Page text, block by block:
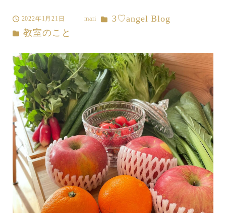
投稿日
2022年1月21日 mari カテゴリー
3♡angel Blog
カテゴリー
教室のこと